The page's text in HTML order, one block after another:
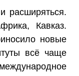
расширяться.
Кавказ.
новые
всё чаще